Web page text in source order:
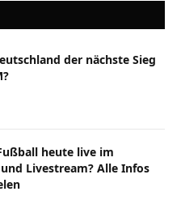
der nächste Sieg
heute live im
Livestream? Alle Infos